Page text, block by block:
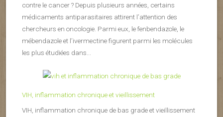
contre le cancer ? Depuis plusieurs années, certains
médicaments antiparasitaires attirent l’attention des
chercheurs en oncologie. Parmi eux, le fenbendazole, le
mébendazole et l’ivermectine figurent parmi les molécules
les plus étudiées dans...
VIH, inflammation chronique et vieillissement
VIH, inflammation chronique de bas grade et vieillissement